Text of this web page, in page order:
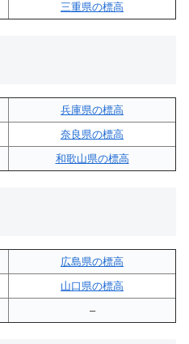
三重県の標高
兵庫県の標高
奈良県の標高
和歌山県の標高
広島県の標高
山口県の標高
–